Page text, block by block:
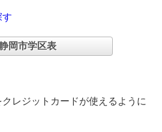
岡市学区表
レジットカードが使えるように